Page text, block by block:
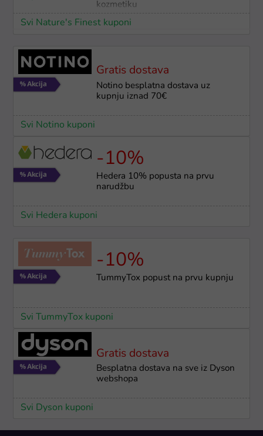
kozmetiku
Svi Nature's Finest kuponi
Gratis dostava
Notino besplatna dostava uz
kupnju iznad 70€
Svi Notino kuponi
-10%
Hedera 10% popusta na prvu
narudžbu
Svi Hedera kuponi
-10%
TummyTox popust na prvu kupnju
Svi TummyTox kuponi
Gratis dostava
Besplatna dostava na sve iz Dyson
webshopa
Svi Dyson kuponi